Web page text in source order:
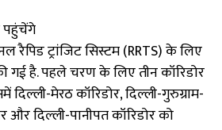
पहुंचेंगे
रैपिड ट्रांजिट सिस्टम (RRTS) के लिए
गई है. पहले चरण के लिए तीन कॉरिडोर
दिल्ली-मेरठ कॉरिडोर, दिल्ली-गुरुग्राम-
दिल्ली-पानीपत कॉरिडोर को